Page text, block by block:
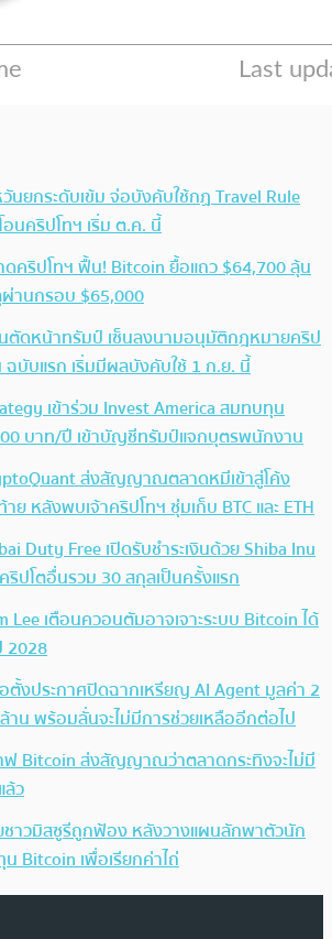
นยกระดับเข้ม จ่อบังคับใช้กฏ Travel Rule
นคริปโทฯ เริ่ม ต.ค. นี้
ดคริปโทฯ ฟื้น! Bitcoin ยื้อแถว $64,700 ลุ้น
ผ่านกรอบ $65,000
ตัดหน้าทรัมป์ เซ็นลงนามอนุมัติกฎหมายคริป
ฉบับแรก เริ่มมีผลบังคับใช้ 1 ก.ย. นี้
เข้าร่วม Invest America สมทบทุน
บาท/ปี เข้าบัญชีทรัมป์แจกบุตรพนักงาน
ส่งสัญญาณตลาดหมีเข้าสู่โค้ง
ย หลังพบเจ้าคริปโทฯ ซุ่มเก็บ BTC และ ETH
Duty Free เปิดรับชำระเงินด้วย Shiba Inu
ริปโตอื่นรวม 30 สกุลเป็นครั้งแรก
Lee เตือนควอนตัมอาจเจาะระบบ Bitcoin ได้
2028
ตั้งประกาศปิดฉากเหรียญ AI Agent มูลค่า 2
น พร้อมลั่นจะไม่มีการช่วยเหลืออีกต่อไป
ฟ Bitcoin ส่งสัญญาณว่าตลาดกระทิงจะไม่มี
ว
ชาวมิสซูรีถูกฟ้อง หลังวางแผนลักพาตัวนัก
Bitcoin เพื่อเรียกค่าไถ่